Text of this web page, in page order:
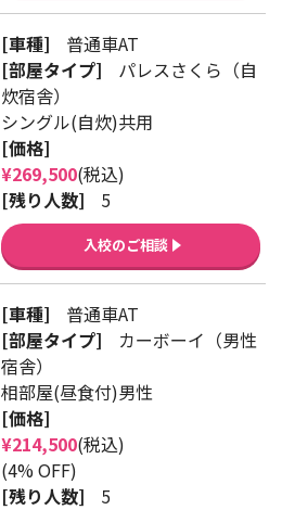
[車種]
普通車AT
[部屋タイプ]
パレスさくら（自
炊宿舎）
シングル(自炊)共用
[価格]
¥269,500(税込)
[残り人数]
5
入校のご相談
[車種]
普通車AT
[部屋タイプ]
カーボーイ（男性
宿舎）
相部屋(昼食付)男性
[価格]
¥214,500(税込)
(4% OFF)
[残り人数]
5